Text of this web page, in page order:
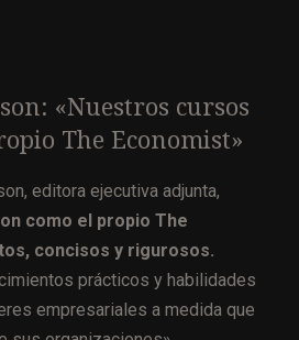
«Nuestros cursos
The Economist»
editora ejecutiva adjunta,
como el propio The
concisos y rigurosos.
prácticos y habilidades
empresariales a medida que